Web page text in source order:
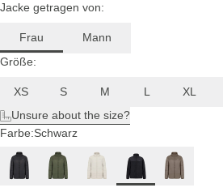
Jacke getragen von:
Frau
Mann
Größe:
XS S M L XL
Unsure about the size?
Farbe:Schwarz